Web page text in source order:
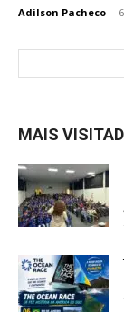
Adilson Pacheco -
MAIS